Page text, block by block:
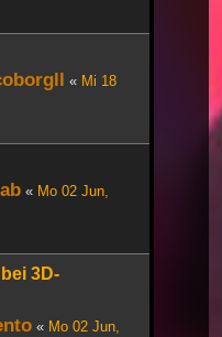
« Mi 18
« Mo 02 Jun,
3D-
« Mo 02 Jun,